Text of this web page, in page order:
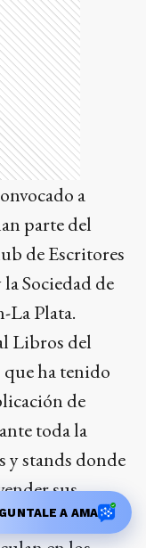
a
parte del
de Escritores
Sociedad de
La Plata.
Libros del
ha tenido
de
toda la
y stands donde
sus
los vecinos a
A AMA